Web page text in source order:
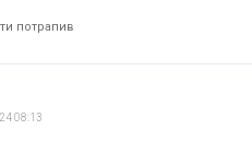
потрапив
08:13